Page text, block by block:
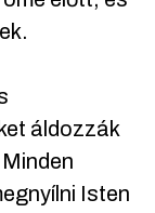
áldozzák
Isten